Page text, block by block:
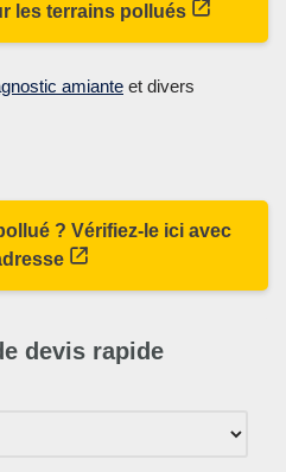
les terrains pollués
amiante et divers
? Vérifiez-le ici avec
devis rapide